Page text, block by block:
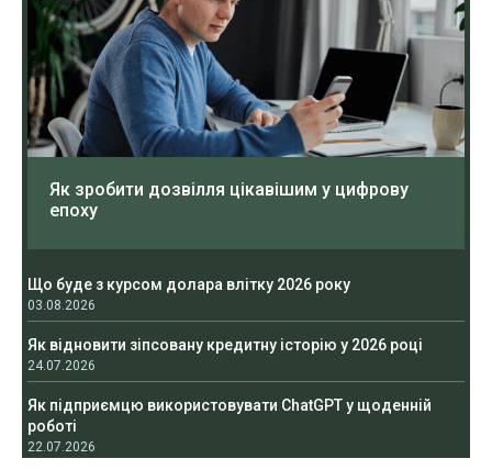
Як зробити дозвілля цікавішим у цифрову
епоху
Що буде з курсом долара влітку 2026 року
03.08.2026
Як відновити зіпсовану кредитну історію у 2026 році
24.07.2026
Як підприємцю використовувати ChatGPT у щоденній
роботі
22.07.2026